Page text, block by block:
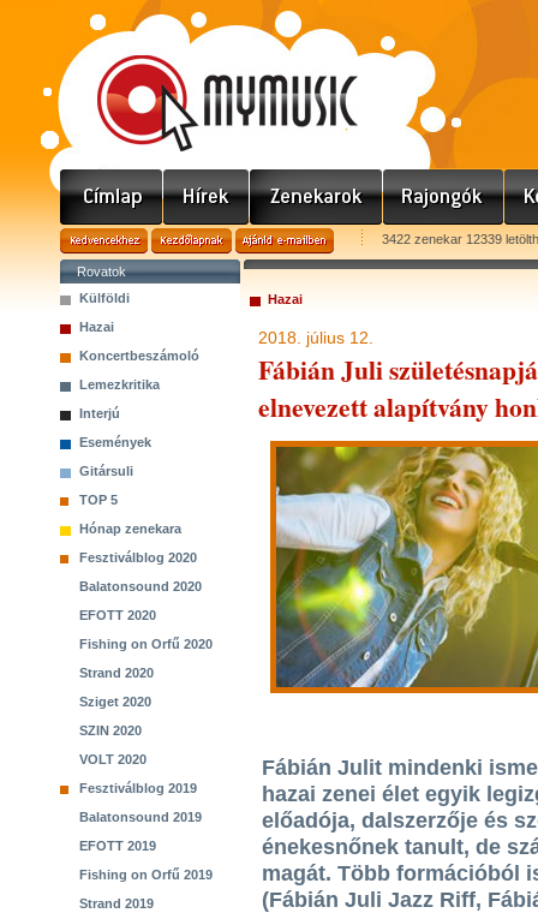
3422 zenekar 12339
Rovatok
Külföldi
Hazai
Koncertbeszámoló
Lemezkritika
Interjú
Események
Gitársuli
TOP 5
Hónap zenekara
Fesztiválblog 2020
Balatonsound 2020
EFOTT 2020
Fishing on Orfű 2020
Strand 2020
Sziget 2020
SZIN 2020
VOLT 2020
Fesztiválblog 2019
Balatonsound 2019
EFOTT 2019
Fishing on Orfű 2019
Strand 2019
Hazai
2018. július 12.
Fábián Juli
elnevezett alapítvány
Fábián Julit mindenki
hazai zenei élet egyik
előadója, dalszerzője és
énekesnőnek tanult, de
magát. Több formációból
(Fábián Juli Jazz Riff,